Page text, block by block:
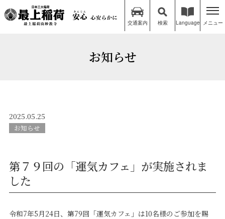
交通案内 検索 Language メニュー
お知らせ
2025.05.25
お知らせ
第７９回の「運気カフェ」が実施されま
した
令和7年5月24日、第79回「運気カフェ」は10名様のご参加を賜